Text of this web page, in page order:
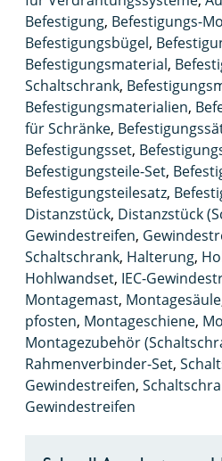
Befestigung, Befestigungs-
Befestigungsbügel,
Befestigungsmaterial,
Schaltschrank,
Befestigungsmaterialien,
für Schränke,
Befestigungsset,
Befestigungsteile-Set,
Befestigungsteilesatz,
Distanzstück, Distanzstück
Gewindestreifen,
Schaltschrank, Halterung,
Hohlwandset, IEC-
Montagemast, Montagesäule
pfosten, Montageschiene,
Montagezubehör
Rahmenverbinder-Set,
Gewindestreifen,
Gewindestreifen